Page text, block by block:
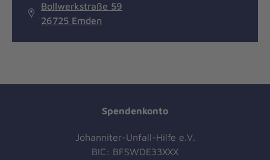
Bollwerkstraße 59
26725 Emden
Spendenkonto
Johanniter-Unfall-Hilfe e.V.
BIC: BFSWDE33XXX